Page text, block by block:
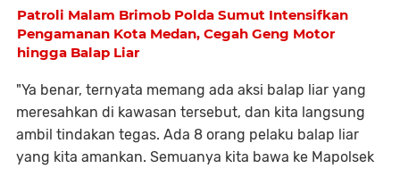
Patroli Malam Brimob Polda Sumut Intensifkan
Pengamanan Kota Medan, Cegah Geng Motor
hingga Balap Liar
"Ya benar, ternyata memang ada aksi balap liar yang
meresahkan di kawasan tersebut, dan kita langsung
ambil tindakan tegas. Ada 8 orang pelaku balap liar
yang kita amankan. Semuanya kita bawa ke Mapolsek